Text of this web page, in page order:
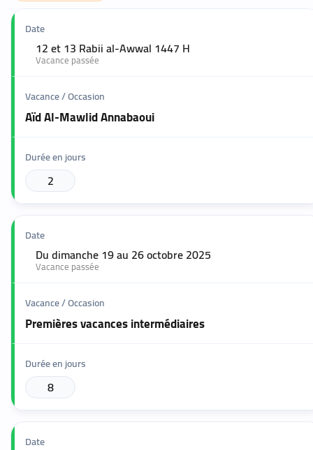
12 et 13 Rabii al-Awwal 1447 H
Vacance passée
Aïd Al-Mawlid Annabaoui
2
Du dimanche 19 au 26 octobre 2025
Vacance passée
Premières vacances intermédiaires
8